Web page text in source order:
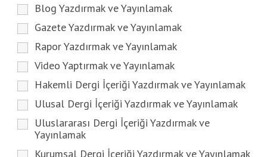
Blog Yazdırmak ve Yayınlamak
Gazete Yazdırmak ve Yayınlamak
Rapor Yazdırmak ve Yayınlamak
Video Yaptırmak ve Yayınlamak
Hakemli Dergi İçeriği Yazdırmak ve Yayınlamak
Ulusal Dergi İçeriği Yazdırmak ve Yayınlamak
Uluslararası Dergi İçeriği Yazdırmak ve
Yayınlamak
Kurumsal Dergi İçeriği Yazdırmak ve Yayınlamak